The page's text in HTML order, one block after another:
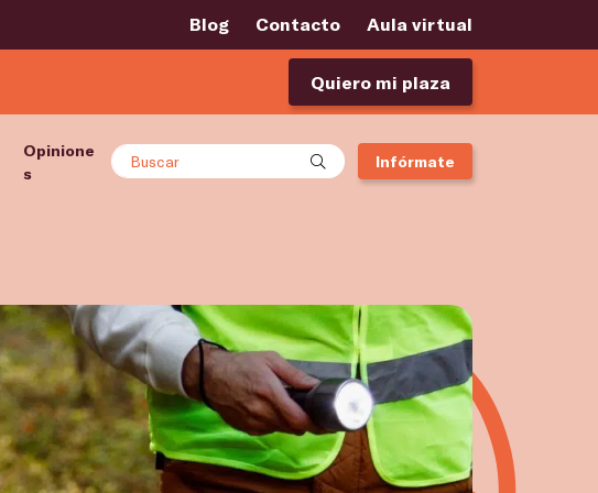
Blog Contacto Aula virtual
Quiero mi plaza
Opinione
s
Buscar Infórmate